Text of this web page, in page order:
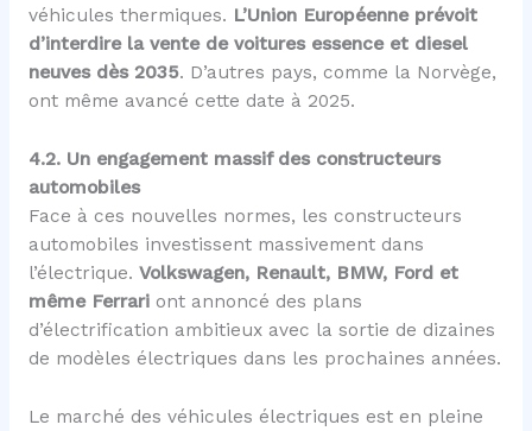
véhicules thermiques. L’Union Européenne prévoit
d’interdire la vente de voitures essence et diesel
neuves dès 2035. D’autres pays, comme la Norvège,
ont même avancé cette date à 2025.
4.2. Un engagement massif des constructeurs
automobiles
Face à ces nouvelles normes, les constructeurs
automobiles investissent massivement dans
l’électrique. Volkswagen, Renault, BMW, Ford et
même Ferrariont annoncé des plans
d’électrification ambitieux avec la sortie de dizaines
de modèles électriques dans les prochaines années.
Le marché des véhicules électriques est en pleine